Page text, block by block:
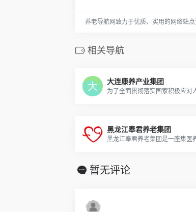
养老导航网致力于优质、实用的网络站点
相关导航
大连康养产业集团
黑龙江奉君养老集团
暂无评论